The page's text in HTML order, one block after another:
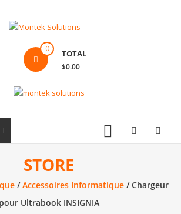
0 TOTAL
$0.00
STORE
/Accessoires Informatique/ Chargeur
pour Ultrabook INSIGNIA